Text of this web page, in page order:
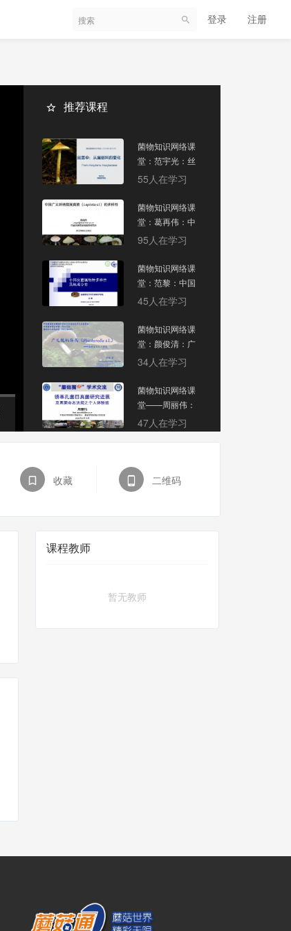
登录 注册
推荐课程
菌物知识网络课
堂：范宇光：丝
盖伞——从属到
55人在学习
菌物知识网络课
堂：葛再伟：中
国广义环柄菇属
95人在学习
菌物知识网络课
堂：范黎：中国
块菌属物多样性
45人在学习
菌物知识网络课
堂：颜俊清：广
义脆柄菇属
s.l.）——房前屋
后的小朋友
34人在学习
菌物知识网络课
堂——周丽伟：
锈革孔菌目真菌
研究进展及真菌
47人在学习
收藏 二维码
课程教师
暂无教师